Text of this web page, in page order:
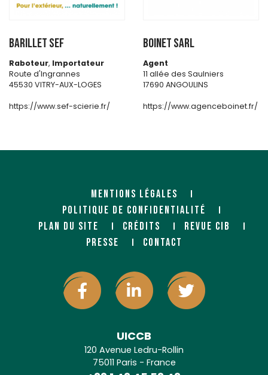
BARILLET SEF
Raboteur, Importateur
Route d'Ingrannes
45530 VITRY-AUX-LOGES
https://www.sef-scierie.fr/
BOINET SARL
Agent
11 allée des Saulniers
17690 ANGOULINS
https://www.agenceboinet.fr/
BOIS ET MATERIAUX MEYER
31084 TOULOUSE CEDEX
BOUNEY (NEBOPAN)
2 Chemin de la Carrière
64603 ANGLET Cedex
MENTIONS LÉGALES
POLITIQUE DE CONFIDENTIALITÉ
PLAN DU SITE
CRÉDITS
REVUE CIB
PRESSE
CONTACT
UICCB
120 Avenue Ledru-Rollin
75011 Paris - France